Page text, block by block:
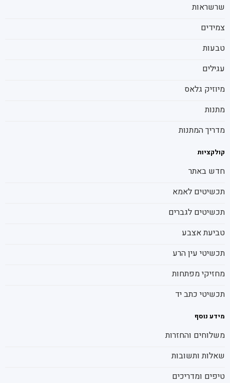
שרשראות
צמידים
טבעות
עגילים
מיוזיק גלאס
מתנות
מדריך המתנות
קולקציות
חדש באתר
תכשיטים לאמא
תכשיטים לגברים
טביעת אצבע
תכשיטי עין הרע
מחזיקי מפתחות
תכשיטי כתב יד
מידע נוסף
משלוחים והחזרות
שאלות ותשובות
טיפים ומדריכים